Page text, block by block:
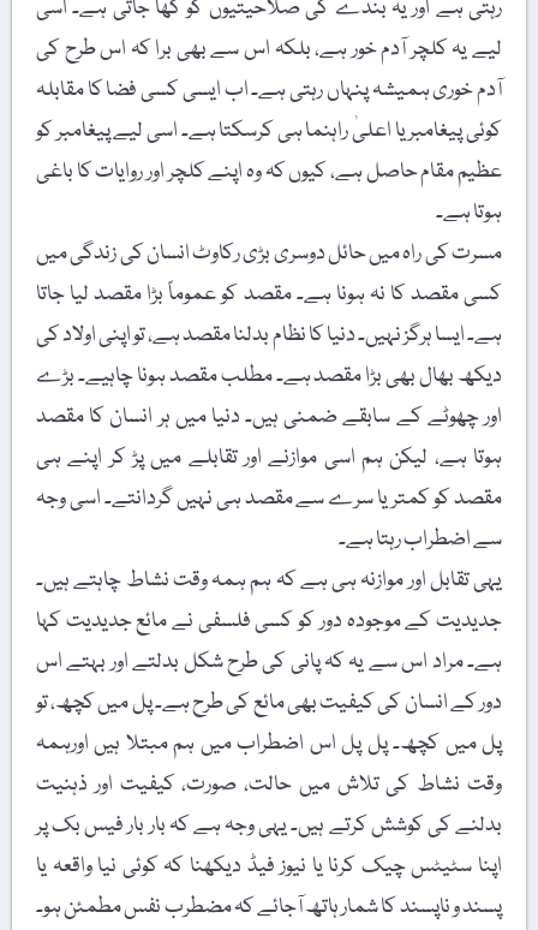
رہتی ہے اور یہ بندے کی صلاحیتیوں کو کھا جاتی ہے۔ اسی
لیے یہ کلچر آدم خور ہے، بلکہ اس سے بھی برا کہ اس طرح کی
آدم خوری ہمیشہ پنہاں رہتی ہے۔ اب ایسی کسی فضا کا مقابلہ
کوئی پیغامبر یا اعلیٰ راہنما ہی کرسکتا ہے۔ اسی لیے پیغامبر کو
عظیم مقام حاصل ہے، کیوں کہ وہ اپنے کلچر اور روایات کا باغی
ہوتا ہے۔
مسرت کی راہ میں حائل دوسری بڑی رکاوٹ انسان کی زندگی میں
کسی مقصد کا نہ ہونا ہے۔ مقصد کو عموماً بڑا مقصد لیا جاتا
ہے۔ ایسا ہرگز نہیں۔ دنیا کا نظام بدلنا مقصد ہے، تو اپنی اولاد کی
دیکھ بھال بھی بڑا مقصد ہے۔ مطلب مقصد ہونا چاہیے۔ بڑے
اور چھوٹے کے سابقے ضمنی ہیں۔ دنیا میں ہر انسان کا مقصد
ہوتا ہے، لیکن ہم اسی موازنے اور تقابلے میں پڑ کر اپنے ہی
مقصد کو کمتر یا سرے سے مقصد ہی نہیں گردانتے۔ اسی وجہ
سے اضطراب رہتا ہے۔
یہی تقابل اور موازنہ ہی ہے کہ ہم ہمہ وقت نشاط چاہتے ہیں۔
جدیدیت کے موجودہ دور کو کسی فلسفی نے مائع جدیدیت کہا
ہے۔ مراد اس سے یہ کہ پانی کی طرح شکل بدلتے اور بہتے اس
دور کے انسان کی کیفیت بھی مائع کی طرح ہے۔ پل میں کچھ، تو
پل میں کچھ۔ پل پل اس اضطراب میں ہم مبتلا ہیں اورہمہ
وقت نشاط کی تلاش میں حالت، صورت، کیفیت اور ذہنیت
بدلنے کی کوشش کرتے ہیں۔ یہی وجہ ہے کہ بار بار فیس بک پر
اپنا سٹیٹس چیک کرنا یا نیوز فیڈ دیکھنا کہ کوئی نیا واقعہ یا
پسند و ناپسند کا شمار ہاتھ آجائے کہ مضطرب نفس مطمئن ہو۔